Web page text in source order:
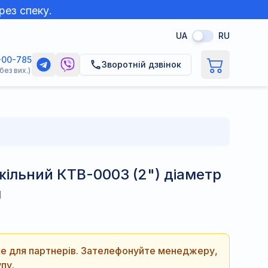
спеку.
UA RU
785
вих.)
Зворотній дзвінок
КТВ-0003 (2") діаметр
для партнерів. Зателефонуйте менеджеру,